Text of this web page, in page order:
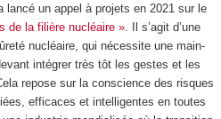
lancé un appel à projets en 2021 sur le
de la filière nucléaire ». Il s’agit d’une
nucléaire, qui nécessite une main-
intégrer très tôt les gestes et les
repose sur la conscience des risques
efficaces et intelligentes en toutes